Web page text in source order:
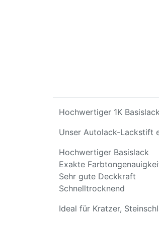
Hochwertiger 1K
Unser Autolack-Lackstift
Hochwertiger Basislack
Exakte
Sehr gute Deckkraft
Schnelltrocknend
Ideal für Kratzer,